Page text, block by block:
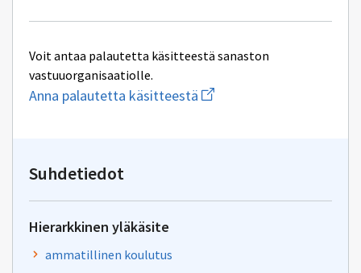
Voit antaa palautetta käsitteestä sanaston
vastuuorganisaatiolle.
Anna palautetta käsitteestä Aloita
uuden
Suhdetiedot
Hierarkkinen yläkäsite
ammatillinen koulutus